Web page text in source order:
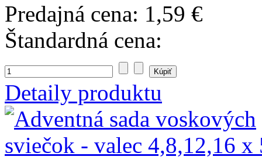
Predajná cena: 1,59 €
Štandardná cena:
Detaily produktu